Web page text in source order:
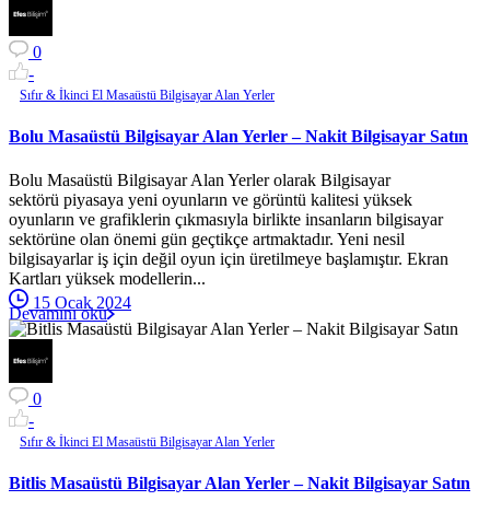
0
-
Sıfır & İkinci El Masaüstü Bilgisayar Alan Yerler
Bolu Masaüstü Bilgisayar Alan Yerler – Nakit Bilgisayar Satın
Bolu Masaüstü Bilgisayar Alan Yerler olarak Bilgisayar
sektörü piyasaya yeni oyunların ve görüntü kalitesi yüksek
oyunların ve grafiklerin çıkmasıyla birlikte insanların bilgisayar
sektörüne olan önemi gün geçtikçe artmaktadır. Yeni nesil
bilgisayarlar iş için değil oyun için üretilmeye başlamıştır. Ekran
Kartları yüksek modellerin...
15 Ocak 2024
Devamını oku
0
-
Sıfır & İkinci El Masaüstü Bilgisayar Alan Yerler
Bitlis Masaüstü Bilgisayar Alan Yerler – Nakit Bilgisayar Satın